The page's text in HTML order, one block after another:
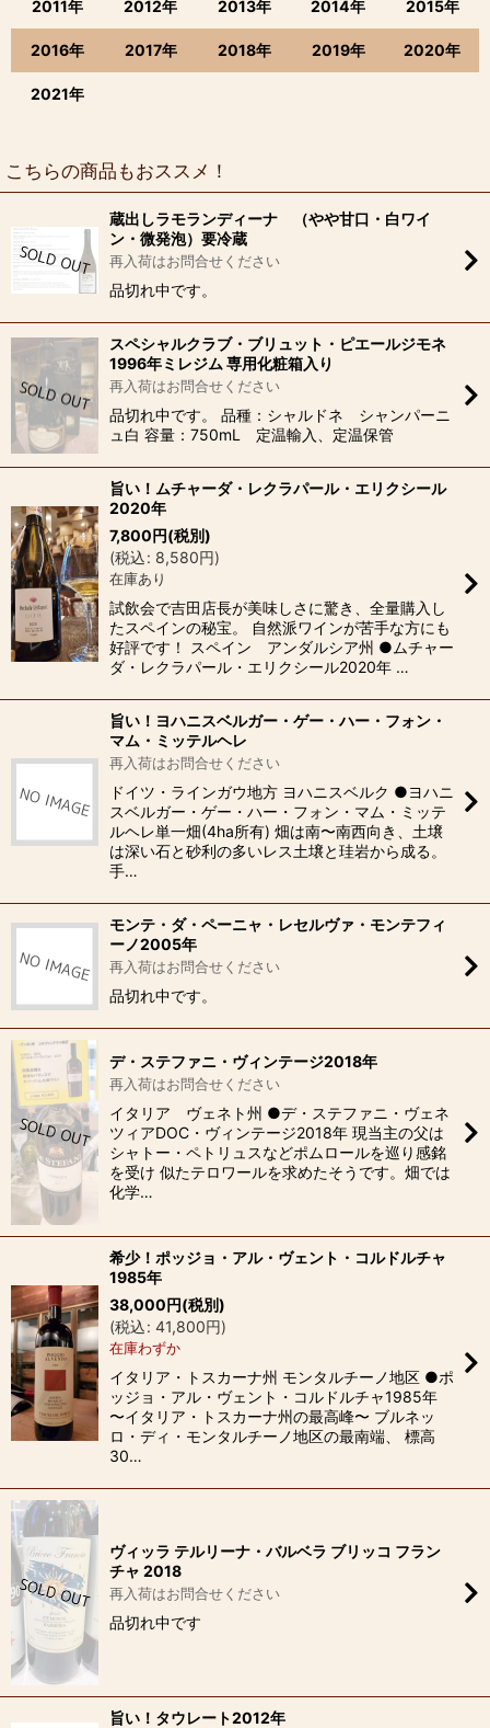
2011年 2012年 2013年 2014年 2015年
2016年 2017年 2018年 2019年 2020年
2021年
こちらの商品もおススメ！
蔵出しラモランディーナ （やや甘口・白ワイ
ン・微発泡）要冷蔵
再入荷はお問合せください
品切れ中です。
スペシャルクラブ・ブリュット・ピエールジモネ
1996年ミレジム 専用化粧箱入り
再入荷はお問合せください
品切れ中です。 品種：シャルドネ シャンパーニ
ュ白 容量：750mL 定温輸入、定温保管
旨い！ムチャーダ・レクラパール・エリクシール
2020年
7,800円(税別)
(税込: 8,580円)
在庫あり
試飲会で吉田店長が美味しさに驚き、全量購入し
たスペインの秘宝。 自然派ワインが苦手な方にも
好評です！ スペイン アンダルシア州 ●ムチャー
ダ・レクラパール・エリクシール2020年 …
旨い！ヨハニスベルガー・ゲー・ハー・フォン・
マム・ミッテルヘレ
再入荷はお問合せください
ドイツ・ラインガウ地方 ヨハニスベルク ●ヨハニ
スベルガー・ゲー・ハー・フォン・マム・ミッテ
ルヘレ単一畑(4ha所有) 畑は南〜南西向き、土壌
は深い石と砂利の多いレス土壌と珪岩から成る。
手…
モンテ・ダ・ペーニャ・レセルヴァ・モンテフィ
ーノ2005年
再入荷はお問合せください
品切れ中です。
デ・ステファニ・ヴィンテージ2018年
再入荷はお問合せください
イタリア ヴェネト州 ●デ・ステファニ・ヴェネ
ツィアDOC・ヴィンテージ2018年 現当主の父は
シャトー・ペトリュスなどポムロールを巡り感銘
を受け 似たテロワールを求めたそうです。畑では
化学…
希少！ポッジョ・アル・ヴェント・コルドルチャ
1985年
38,000円(税別)
(税込: 41,800円)
在庫わずか
イタリア・トスカーナ州 モンタルチーノ地区 ●ポ
ッジョ・アル・ヴェント・コルドルチャ1985年
〜イタリア・トスカーナ州の最高峰〜 ブルネッ
ロ・ディ・モンタルチーノ地区の最南端、 標高
30…
ヴィッラ テルリーナ・バルベラ ブリッコ フラン
チャ 2018
再入荷はお問合せください
品切れ中です
旨い！タウレート2012年